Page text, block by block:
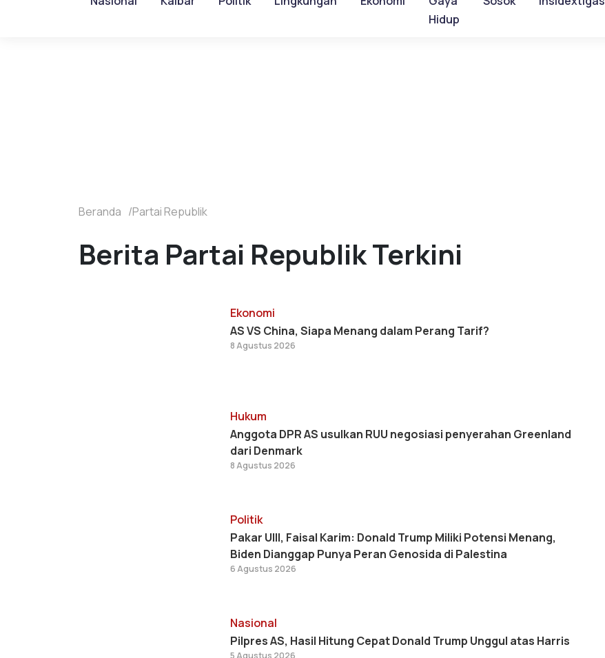
Hidup
Beranda Partai Republik
Berita Partai Republik Terkini
Ekonomi
AS VS China, Siapa Menang dalam Perang Tarif?
8 Agustus 2026
Hukum
Anggota DPR AS usulkan RUU negosiasi penyerahan Greenland
dari Denmark
8 Agustus 2026
Politik
Pakar UIII, Faisal Karim: Donald Trump Miliki Potensi Menang,
Biden Dianggap Punya Peran Genosida di Palestina
6 Agustus 2026
Nasional
Pilpres AS, Hasil Hitung Cepat Donald Trump Unggul atas Harris
5 Agustus 2026